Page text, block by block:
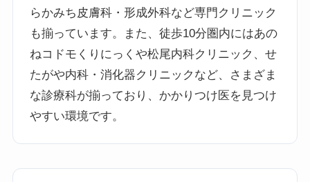
らかみち皮膚科・形成外科など専門クリニック
も揃っています。また、徒歩10分圏内にはあの
ねコドモくりにっくや松尾内科クリニック、せ
たがや内科・消化器クリニックなど、さまざま
な診療科が揃っており、かかりつけ医を見つけ
やすい環境です。